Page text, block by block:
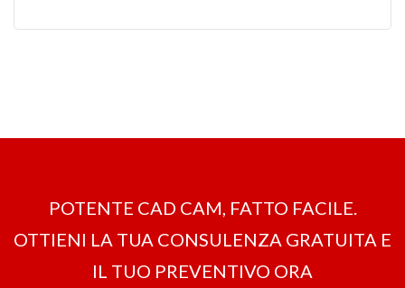
POTENTE CAD CAM, FATTO FACILE.
OTTIENI LA ​​TUA CONSULENZA GRATUITA E
IL TUO PREVENTIVO ORA